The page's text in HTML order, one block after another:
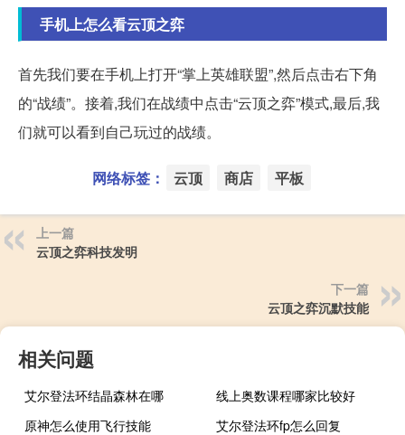
手机上怎么看云顶之弈
首先我们要在手机上打开“掌上英雄联盟”,然后点击右下角
的“战绩”。接着,我们在战绩中点击“云顶之弈”模式,最后,我
们就可以看到自己玩过的战绩。
网络标签： 云顶 商店 平板
上一篇
云顶之弈科技发明
下一篇
云顶之弈沉默技能
相关问题
艾尔登法环结晶森林在哪
线上奥数课程哪家比较好
原神怎么使用飞行技能
艾尔登法环fp怎么回复